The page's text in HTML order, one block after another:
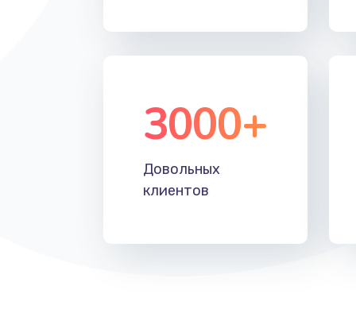
3000+
Довольных
клиентов